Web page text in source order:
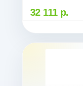
32 111 р.